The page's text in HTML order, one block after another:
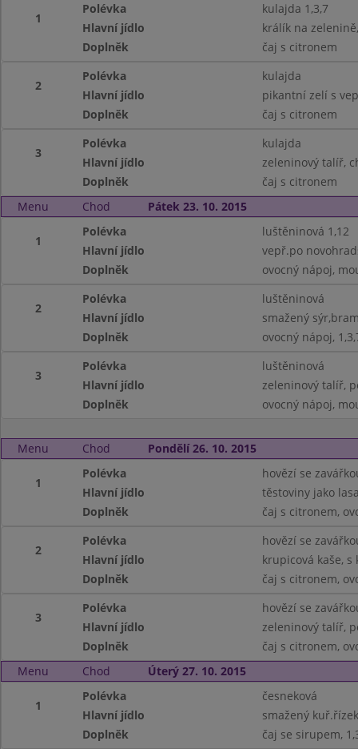
1
Polévka
kulajda 1,3,7
Hlavní jídlo
králík na
Doplněk
čaj s citronem
2
Polévka
kulajda
Hlavní jídlo
pikantní zelí s
Doplněk
čaj s citronem
3
Polévka
kulajda
Hlavní jídlo
zeleninový talíř,
Doplněk
čaj s citronem
Menu
Chod Pátek 23. 10. 2015
1
Polévka
luštěninová 1,12
Hlavní jídlo
vepř.po
Doplněk
ovocný nápoj,
2
Polévka
luštěninová
Hlavní jídlo
smažený
Doplněk
ovocný nápoj,
3
Polévka
luštěninová
Hlavní jídlo
zeleninový talíř,
Doplněk
ovocný nápoj,
Menu Chod Pondělí 26. 10. 2015
1
Polévka
hovězí se
Hlavní jídlo
těstoviny jako
Doplněk
čaj s citronem,
2
Polévka
hovězí se
Hlavní jídlo
krupicová kaše, s
Doplněk
čaj s citronem,
3
Polévka
hovězí se
Hlavní jídlo
zeleninový talíř,
Doplněk
čaj s citronem,
Menu
Chod Úterý 27. 10. 2015
1
Polévka
česneková
Hlavní jídlo
smažený
Doplněk
čaj se sirupem,